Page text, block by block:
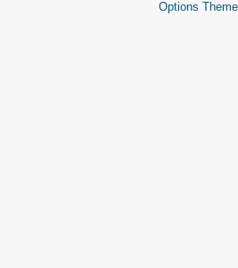
Options Theme